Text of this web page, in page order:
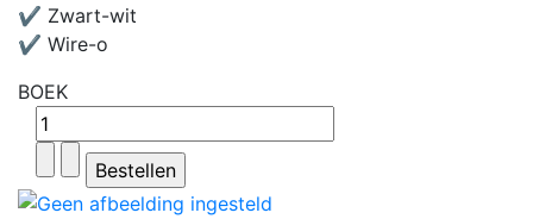
✔ Zwart-wit
✔ Wire-o
BOEK